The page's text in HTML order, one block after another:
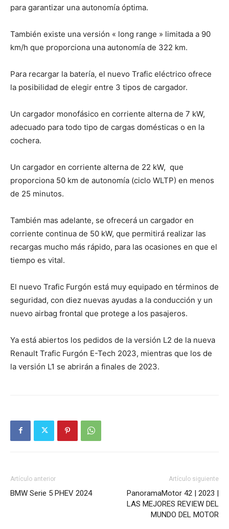
para garantizar una autonomía óptima.
También existe una versión « long range » limitada a 90
km/h que proporciona una autonomía de 322 km.
Para recargar la batería, el nuevo Trafic eléctrico ofrece
la posibilidad de elegir entre 3 tipos de cargador.
Un cargador monofásico en corriente alterna de 7 kW,
adecuado para todo tipo de cargas domésticas o en la
cochera.
Un cargador en corriente alterna de 22 kW, que
proporciona 50 km de autonomía (ciclo WLTP) en menos
de 25 minutos.
También mas adelante, se ofrecerá un cargador en
corriente continua de 50 kW, que permitirá realizar las
recargas mucho más rápido, para las ocasiones en que el
tiempo es vital.
El nuevo Trafic Furgón está muy equipado en términos de
seguridad, con diez nuevas ayudas a la conducción y un
nuevo airbag frontal que protege a los pasajeros.
Ya está abiertos los pedidos de la versión L2 de la nueva
Renault Trafic Furgón E-Tech 2023, mientras que los de
la versión L1 se abrirán a finales de 2023.
Artículo anterior
BMW Serie 5 PHEV 2024
Artículo siguiente
PanoramaMotor 42 | 2023 |
LAS MEJORES REVIEW DEL
MUNDO DEL MOTOR